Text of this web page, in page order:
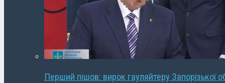
Перший пішов: вирок гауляйтеру Запорізької